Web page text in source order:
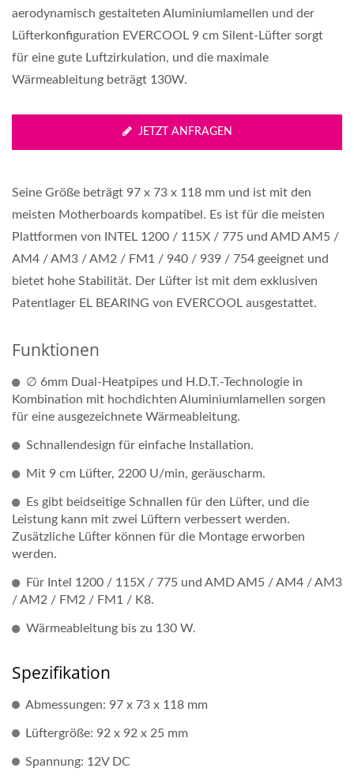
aerodynamisch gestalteten Aluminiumlamellen und der
Lüfterkonfiguration EVERCOOL 9 cm Silent-Lüfter sorgt
für eine gute Luftzirkulation, und die maximale
Wärmeableitung beträgt 130W.
JETZT ANFRAGEN
Seine Größe beträgt 97 x 73 x 118 mm und ist mit den
meisten Motherboards kompatibel. Es ist für die meisten
Plattformen von INTEL 1200 / 115X / 775 und AMD AM5 /
AM4 / AM3 / AM2 / FM1 / 940 / 939 / 754 geeignet und
bietet hohe Stabilität. Der Lüfter ist mit dem exklusiven
Patentlager EL BEARING von EVERCOOL ausgestattet.
Funktionen
∅ 6mm Dual-Heatpipes und H.D.T.-Technologie in
Kombination mit hochdichten Aluminiumlamellen sorgen
für eine ausgezeichnete Wärmeableitung.
Schnallendesign für einfache Installation.
Mit 9 cm Lüfter, 2200 U/min, geräuscharm.
Es gibt beidseitige Schnallen für den Lüfter, und die
Leistung kann mit zwei Lüftern verbessert werden.
Zusätzliche Lüfter können für die Montage erworben
werden.
Für Intel 1200 / 115X / 775 und AMD AM5 / AM4 / AM3
/ AM2 / FM2 / FM1 / K8.
Wärmeableitung bis zu 130 W.
Spezifikation
Abmessungen: 97 x 73 x 118 mm
Lüftergröße: 92 x 92 x 25 mm
Spannung: 12V DC